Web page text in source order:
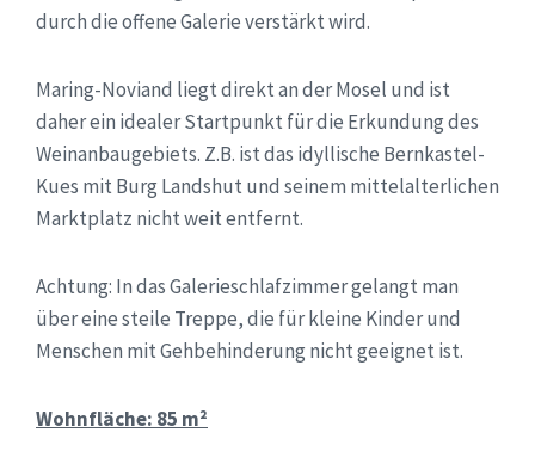
durch die offene Galerie verstärkt wird.
Maring-Noviand liegt direkt an der Mosel und ist
daher ein idealer Startpunkt für die Erkundung des
Weinanbaugebiets. Z.B. ist das idyllische Bernkastel-
Kues mit Burg Landshut und seinem mittelalterlichen
Marktplatz nicht weit entfernt.
Achtung: In das Galerieschlafzimmer gelangt man
über eine steile Treppe, die für kleine Kinder und
Menschen mit Gehbehinderung nicht geeignet ist.
Wohnfläche: 85 m²